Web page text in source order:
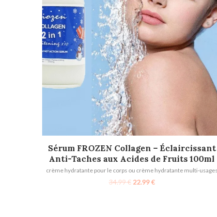
AJOUTER AU PANIER
Sérum FROZEN Collagen – Éclaircissant
Anti-Taches aux Acides de Fruits 100ml
crème hydratante pour le corps ou crème hydratante multi-
34.99€ 22.99€